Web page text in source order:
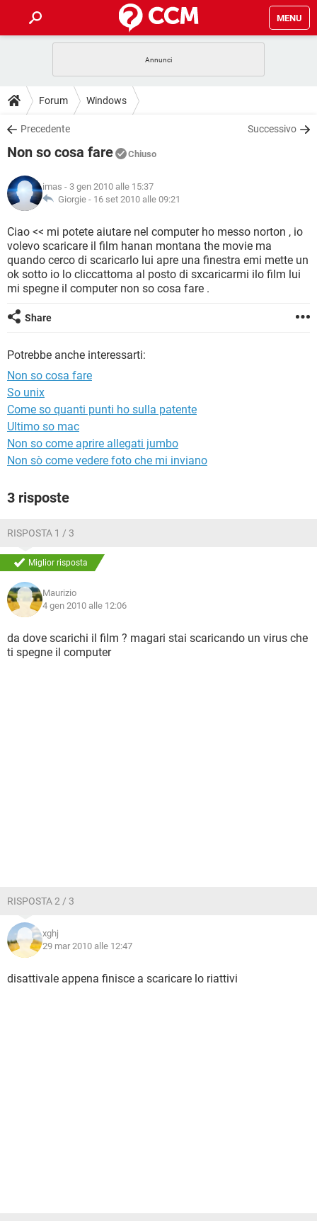
MENU
INTRATTENIMENTO
iOS
INSTAGRAM
TIKTOK
HARDWARE
GUIDE
COVID-19
INSTAGRAM
TIKTOK
HARDWARE
DOWNLOAD
COVID-19
INTRATTENIMENTO
iOS WINDOWS 10
INSTAGRAM WHATSAPP
TIKTOK FACEBOOK
HARDWARE
COVID-19
INTRATTENIMENTO
iOS WINDOWS 10
INSTAGRAM WHATSAPP
TIKTOK FACEBOOK
HARDWARE
GLOSSARIO
COVID-19
INTRATTENIMENTO ANDROID
iOS WINDOWS 10
INSTAGRAM
TIKTOK
Forum Windows
Precedente Successivo
Non so cosa fare Chiuso
imas - 3 gen 2010 alle 15:37
Giorgie - 16 set 2010 alle 09:21
Ciao << mi potete aiutare nel computer ho messo norton , io
volevo scaricare il film hanan montana the movie ma
quando cerco di scaricarlo lui apre una finestra emi mette un
ok sotto io lo cliccattoma al posto di sxcaricarmi ilo film lui
mi spegne il computer non so cosa fare .
Share
Potrebbe anche interessarti:
Non so cosa fare
So unix
Come so quanti punti ho sulla patente
Ultimo so mac
Non so come aprire allegati jumbo
Non sò come vedere foto che mi inviano
3 risposte
RISPOSTA 1 / 3
Miglior risposta
Maurizio
4 gen 2010 alle 12:06
da dove scarichi il film ? magari stai scaricando un virus che
ti spegne il computer
RISPOSTA 2 / 3
xghj
29 mar 2010 alle 12:47
disattivale appena finisce a scaricare lo riattivi